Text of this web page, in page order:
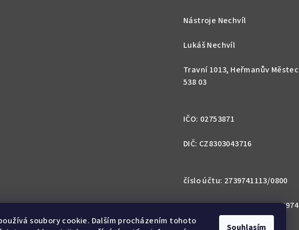
soubory cookie. Dalším procházením tohoto
Souhlasím
Nástroje Nechvíl
Lukáš Nechvíl
Travní 1013, Heřmanův Městec
538 03
IČO: 02753871
DIČ: CZ8303043716
číslo účtu: 2739741113/0800
IBAN: CZ57 0800 0000 0027 3974
1113